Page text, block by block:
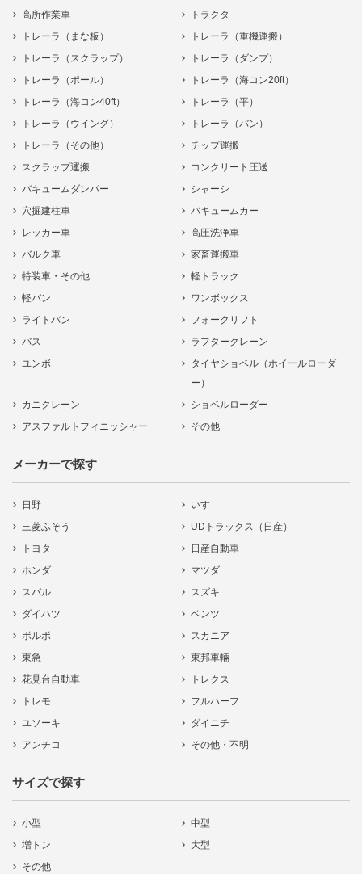
高所作業車
トラクタ
トレーラ（まな板）
トレーラ（重機運搬）
トレーラ（スクラップ）
トレーラ（ダンプ）
トレーラ（ポール）
トレーラ（海コン20ft）
トレーラ（海コン40ft）
トレーラ（平）
トレーラ（ウイング）
トレーラ（バン）
トレーラ（その他）
チップ運搬
スクラップ運搬
コンクリート圧送
バキュームダンパー
シャーシ
穴掘建柱車
バキュームカー
レッカー車
高圧洗浄車
バルク車
家畜運搬車
特装車・その他
軽トラック
軽バン
ワンボックス
ライトバン
フォークリフト
バス
ラフタークレーン
ユンボ
タイヤショベル（ホイールローダ
ー）
カニクレーン
ショベルローダー
アスファルトフィニッシャー
その他
メーカーで探す
日野
いすゞ
三菱ふそう
UDトラックス（日産）
トヨタ
日産自動車
ホンダ
マツダ
スバル
スズキ
ダイハツ
ベンツ
ボルボ
スカニア
東急
東邦車輛
花見台自動車
トレクス
トレモ
フルハーフ
ユソーキ
ダイニチ
アンチコ
その他・不明
サイズで探す
小型
中型
増トン
大型
その他